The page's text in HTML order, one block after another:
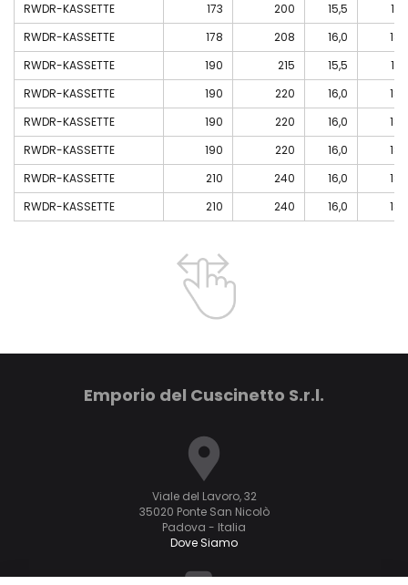
RWDR-KASSETTE
173 200 15,5
17
RWDR-KASSETTE
178 208 16,0
18
RWDR-KASSETTE
190 215 15,5
17
RWDR-KASSETTE
190 220 16,0
18
RWDR-KASSETTE
190 220 16,0
18
RWDR-KASSETTE
190 220 16,0
18
RWDR-KASSETTE
210 240 16,0
18
RWDR-KASSETTE
210 240 16,0 18
Emporio del Cuscinetto S.r.l.
Viale del Lavoro, 32
35020 Ponte San Nicolò
Padova - Italia
Dove Siamo